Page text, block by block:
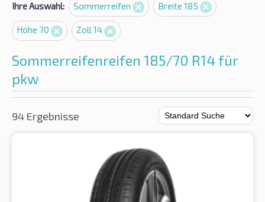
Ihre Auswahl: Sommerreifen Breite 185
Höhe 70 Zoll 14
Sommerreifenreifen 185/70 R14 für
pkw
94 Ergebnisse